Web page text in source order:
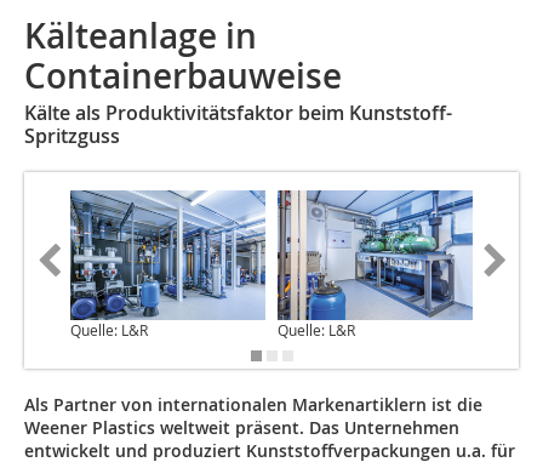
Kälteanlage in
Containerbauweise
Kälte als Produktivitätsfaktor beim Kunststoff-
Spritzguss
Quelle: L&R Quelle: L&R
Als Partner von internationalen Markenartiklern ist die
Weener Plastics weltweit präsent. Das Unternehmen
entwickelt und produziert Kunststoffverpackungen u.a. für